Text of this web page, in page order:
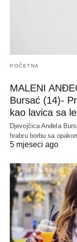
POČETNA
MALENI
Bursać (14)-
kao lavica sa
Djevojčica Anđela
hrabru borbu sa
5 mjeseci ago